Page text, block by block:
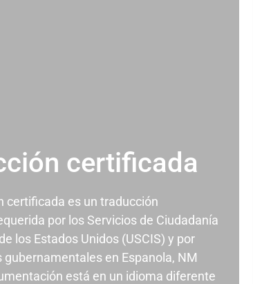
certificada
certificada es un traducción
por los Servicios de Ciudadanía
los Estados Unidos (USCIS) y por
gubernamentales en Espanola, NM
está en un idioma diferente